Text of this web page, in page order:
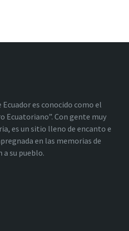
Ecuador es conocido como el
Ecuatoriano”. Con gente muy
es un sitio lleno de encanto e
en las memorias de
a su pueblo.